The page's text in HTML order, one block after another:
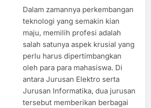
Dalam zamannya perkembangan
teknologi yang semakin kian
maju, memilih profesi adalah
salah satunya aspek krusial yang
perlu harus dipertimbangkan
oleh para para mahasiswa. Di
antara Jurusan Elektro serta
Jurusan Informatika, dua jurusan
tersebut memberikan berbagai